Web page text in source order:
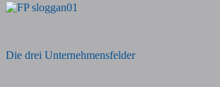
Die drei Unternehmensfelder